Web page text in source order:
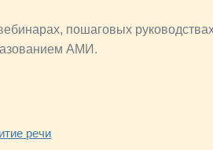
пошаговых
АМИ.
речи